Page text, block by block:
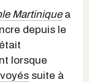
Martiniquea
depuis le
lorsque
suite à